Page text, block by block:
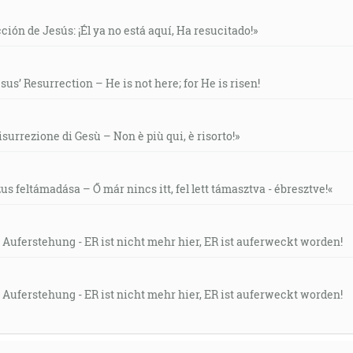
de Jesús: ¡Él ya no está aquí, Ha resucitado!»
Resurrection – He is not here; for He is risen!
di Gesù – Non è più qui, è risorto!»
feltámadása – Ő már nincs itt, fel lett támasztva - ébresztve!«
Auferstehung - ER ist nicht mehr hier, ER ist auferweckt worden!
Auferstehung - ER ist nicht mehr hier, ER ist auferweckt worden!